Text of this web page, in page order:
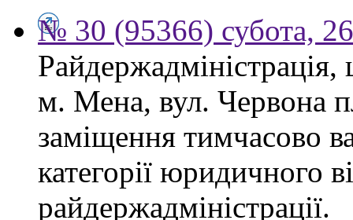
№ 30 (95366) субота,
м. Мена, вул. Червона
заміщення тимчасово
категорії юридичного
райдержадміністрації.